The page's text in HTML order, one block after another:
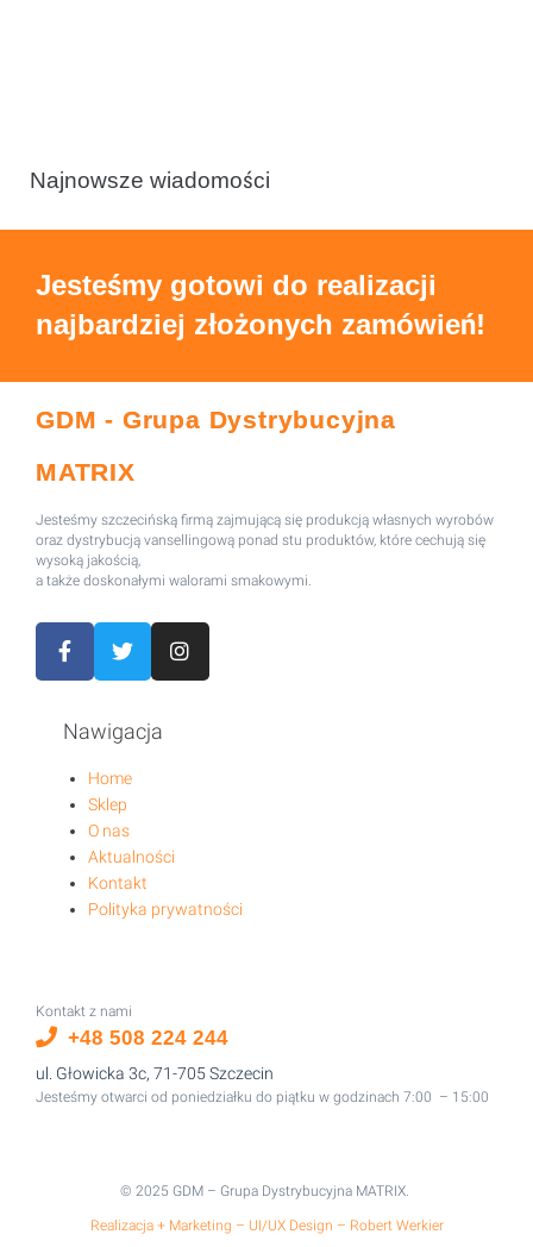
Najnowsze wiadomości
Jesteśmy gotowi do realizacji
najbardziej złożonych zamówień!
GDM - Grupa Dystrybucyjna
MATRIX
Jesteśmy szczecińską firmą zajmującą się produkcją własnych wyrobów
oraz dystrybucją vansellingową ponad stu produktów, które cechują się
wysoką jakością,
a także doskonałymi walorami smakowymi.
Nawigacja
Home
Sklep
O nas
Aktualności
Kontakt
Polityka prywatności
Kontakt z nami
+48 508 224 244
ul. Głowicka 3c, 71-705 Szczecin
Jesteśmy otwarci od poniedziałku do piątku w godzinach 7:00 – 15:00
© 2025 GDM – Grupa Dystrybucyjna MATRIX.
Realizacja + Marketing – UI/UX Design – Robert Werkier